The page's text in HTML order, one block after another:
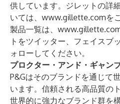
供しています。ジレットの詳
いては、 www.gillette.comを
製品一覧は、
トをツイッター、フェイスブ
ォローしてください。
プロクター・アンド・ギャン
P&Gはそのブランドを通じて
います。信頼される高品質の
世界的に強力なブランド群を